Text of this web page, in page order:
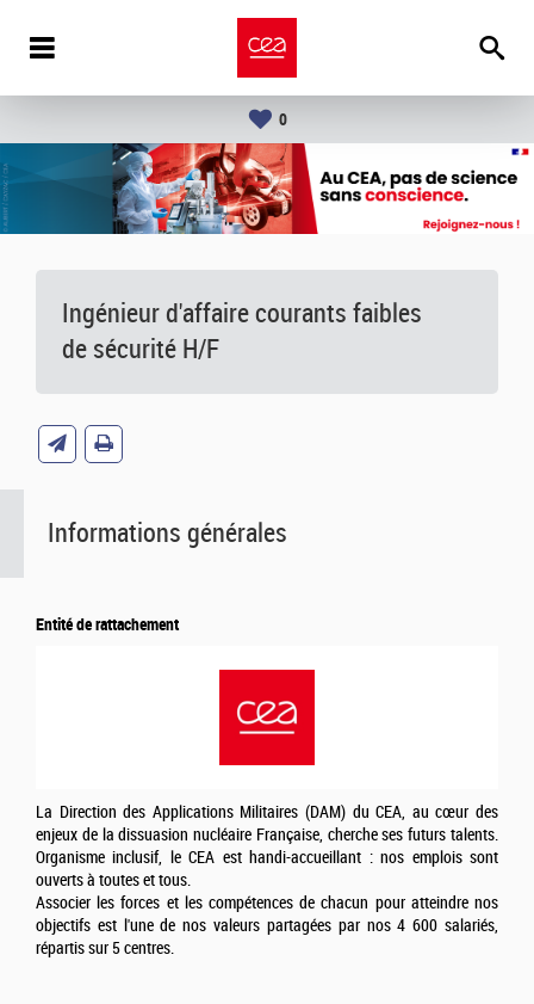
0
Ingénieur d'affaire courants faibles
de sécurité H/F
Informations générales
Entité de rattachement
La Direction des Applications Militaires (DAM) du CEA, au cœur des
enjeux de la dissuasion nucléaire Française, cherche ses futurs talents.
Organisme inclusif, le CEA est handi-accueillant : nos emplois sont
ouverts à toutes et tous.
Associer les forces et les compétences de chacun pour atteindre nos
objectifs est l'une de nos valeurs partagées par nos 4 600 salariés,
répartis sur 5 centres.